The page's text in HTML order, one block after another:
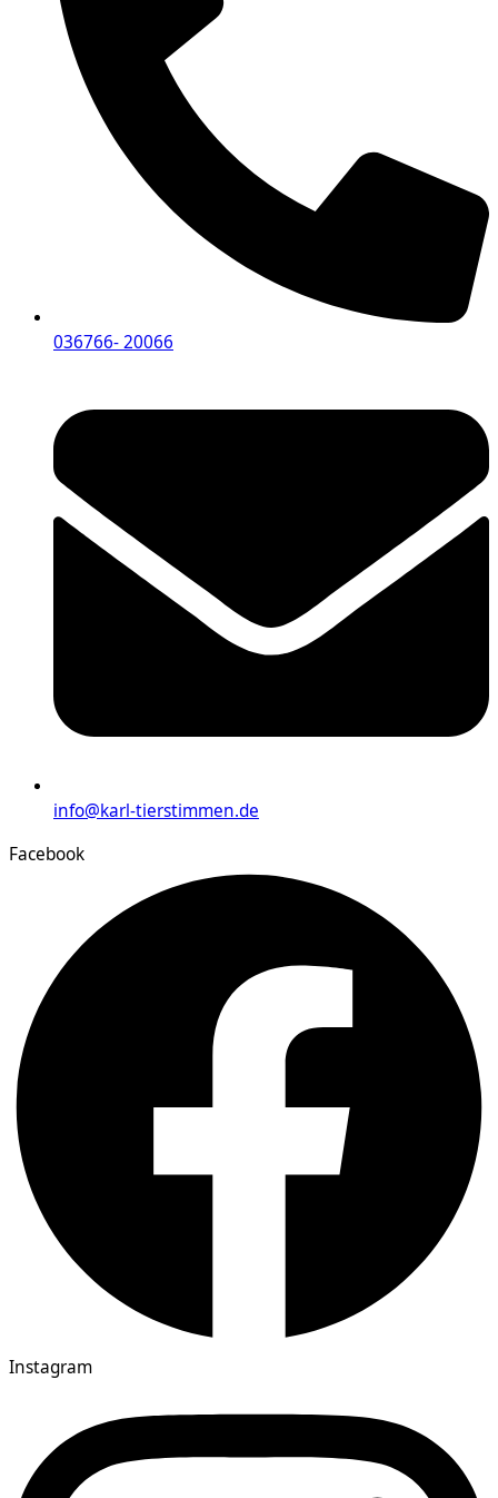
036766- 20066
info@karl-tierstimmen.de
Facebook
Instagram